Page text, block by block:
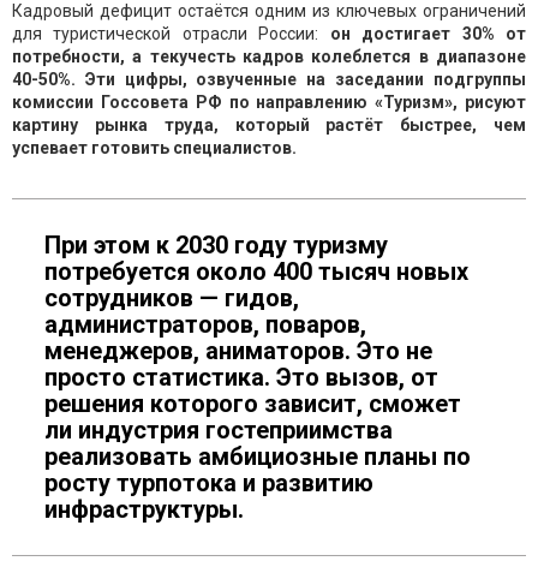
Кадровый дефицит остаётся одним из ключевых ограничений
для туристической отрасли России: он достигает 30% от
потребности, а текучесть кадров колеблется в диапазоне
40-50%. Эти цифры, озвученные на заседании подгруппы
комиссии Госсовета РФ по направлению «Туризм», рисуют
картину рынка труда, который растёт быстрее, чем
успевает готовить специалистов.
При этом к 2030 году туризму
потребуется около 400 тысяч новых
сотрудников — гидов,
администраторов, поваров,
менеджеров, аниматоров. Это не
просто статистика. Это вызов, от
решения которого зависит, сможет
ли индустрия гостеприимства
реализовать амбициозные планы по
росту турпотока и развитию
инфраструктуры.